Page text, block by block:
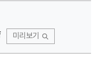
미리보기